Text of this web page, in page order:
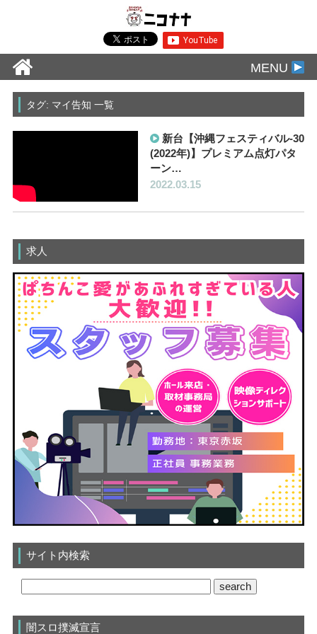
MENU
タグ: マイ告知 一覧
新台【沖縄フェスティバル-30
(2022年)】プレミアム点灯パタ
ーン…
2022.03.15
求人
サイト内検索
闇スロ撲滅宣言